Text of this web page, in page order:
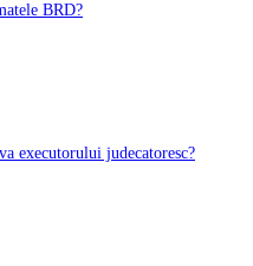
BRD?
executorului judecatoresc?